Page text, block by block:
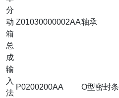
分
动
箱
总
成
Z01030000002AA轴承
输
入
法
P0200200AA O型密封条